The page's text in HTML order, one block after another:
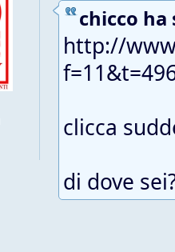
chicco
http://
clicca
di dove